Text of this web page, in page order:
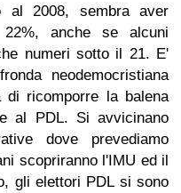
al 2008, sembra aver
anche se alcuni
numeri sotto il 21. E'
neodemocristiana
di ricomporre la balena
al PDL. Si avvicinano
dove prevediamo
scopriranno l'IMU ed il
gli elettori PDL si sono